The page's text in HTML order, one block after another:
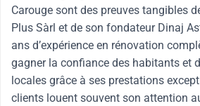
Carouge sont des preuves tangibles
Plus Sàrl et de son fondateur Dinaj
ans d’expérience en rénovation
gagner la confiance des habitants et
locales grâce à ses prestations
clients louent souvent son attention